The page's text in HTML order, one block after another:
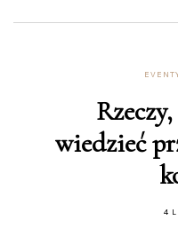
wiedzieć
4